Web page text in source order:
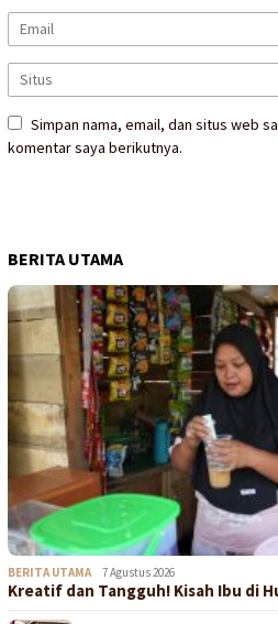
Simpan nama, email, dan situs web
komentar saya berikutnya.
BERITA UTAMA
BERITA UTAMA 7 Agustus 2026
Kreatif dan Tangguh! Kisah Ibu di